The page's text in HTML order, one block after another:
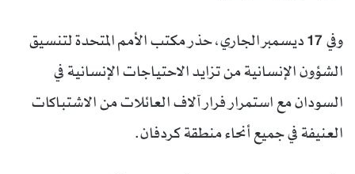
وفي 17 ديسمبر الجاري، حذر مكتب الأمم المتحدة لتنسيق
الشؤون الإنسانية من تزايد الاحتياجات الإنسانية في
السودان مع استمرار فرار آلاف العائلات من الاشتباكات
العنيفة في جميع أنحاء منطقة كردفان.